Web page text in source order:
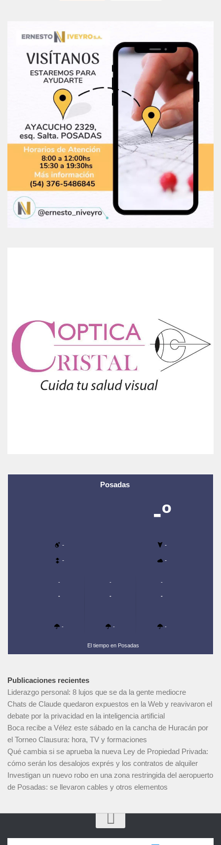
Posadas
-º
- -
- -
-
-
-
-
-
-
-
-
-
El tiempo en Posadas
Publicaciones recientes
Liderazgo personal: 8 lujos que se da la gente mediocre
Chats de Claude quedaron expuestos en la Web y reavivaron el
debate por la privacidad en la inteligencia artificial
Boca recibe a Vélez este sábado en la cancha de Huracán por
el Torneo Clausura: hora, TV y formaciones
Qué cambia si se aprueba la nueva Ley de Propiedad Privada:
cómo serán los desalojos exprés y los contratos de alquiler
Investigan un nuevo robo en una zona restringida del aeropuerto
de Posadas: se llevaron cables y otros elementos